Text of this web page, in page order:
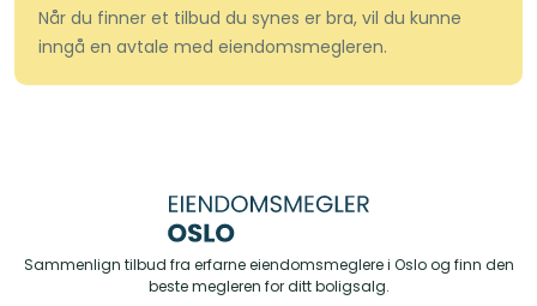
Når du finner et tilbud du synes er bra, vil du kunne
inngå en avtale med eiendomsmegleren.
Sammenlign tilbud fra erfarne eiendomsmeglere i Oslo og finn den
beste megleren for ditt boligsalg.